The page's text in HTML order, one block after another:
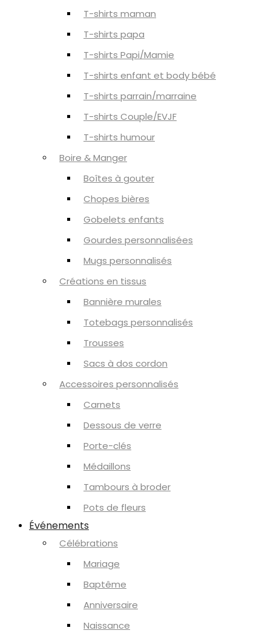
T-shirts maman
T-shirts papa
T-shirts Papi/Mamie
T-shirts enfant et body bébé
T-shirts parrain/marraine
T-shirts Couple/EVJF
T-shirts humour
Boire & Manger
Boîtes à gouter
Chopes bières
Gobelets enfants
Gourdes personnalisées
Mugs personnalisés
Créations en tissus
Bannière murales
Totebags personnalisés
Trousses
Sacs à dos cordon
Accessoires personnalisés
Carnets
Dessous de verre
Porte-clés
Médaillons
Tambours à broder
Pots de fleurs
Événements
Célébrations
Mariage
Baptême
Anniversaire
Naissance